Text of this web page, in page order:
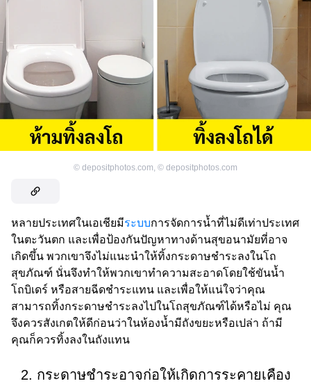
© depositphotos.com, © depositphotos.com
หลายประเทศในเอเชียมีระบบการจัดการน้ำที่ไม่ดีเท่าประเทศ
ในตะวันตก และเพื่อป้องกันปัญหาทางด้านสุขอนามัยที่อาจ
เกิดขึ้น พวกเขาจึงไม่แนะนำให้ทิ้งกระดาษชำระลงในโถ
สุขภัณฑ์ นั่นจึงทำให้พวกเขาทำความสะอาดโดยใช้ขันน้ำ
โถบิเดร์ หรือสายฉีดชำระแทน และเพื่อให้แน่ใจว่าคุณ
สามารถทิ้งกระดาษชำระลงไปในโถสุขภัณฑ์ได้หรือไม่ คุณ
จึงควรสังเกตให้ดีก่อนว่าในห้องน้ำมีถังขยะหรือเปล่า ถ้ามี
คุณก็ควรทิ้งลงในถังแทน
2. กระดาษชำระอาจก่อให้เกิดการระคายเคือง